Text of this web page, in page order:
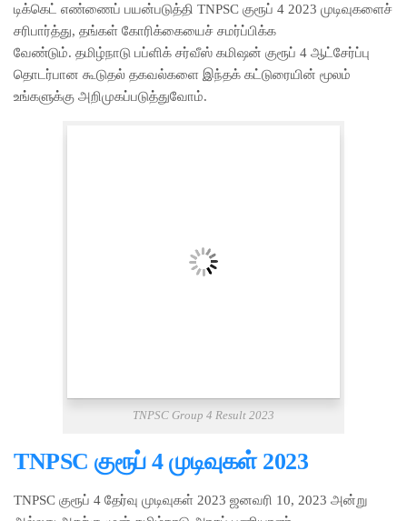
டிக்கெட் எண்ணைப் பயன்படுத்தி TNPSC குரூப் 4 2023 முடிவுகளைச்
சரிபார்த்து, தங்கள் கோரிக்கையைச் சமர்ப்பிக்க
வேண்டும். தமிழ்நாடு பப்ளிக் சர்வீஸ் கமிஷன் குரூப் 4 ஆட்சேர்ப்பு
தொடர்பான கூடுதல் தகவல்களை இந்தக் கட்டுரையின் மூலம்
உங்களுக்கு அறிமுகப்படுத்துவோம்.
TNPSC Group 4 Result 2023
TNPSC குரூப் 4 முடிவுகள் 2023
TNPSC குரூப் 4 தேர்வு முடிவுகள் 2023 ஜனவரி 10, 2023 அன்று